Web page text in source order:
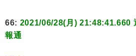
66: 2021/06/28(月) 21:48:41.660
報通